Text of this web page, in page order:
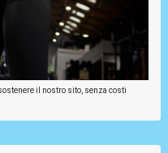
il nostro sito, senza costi